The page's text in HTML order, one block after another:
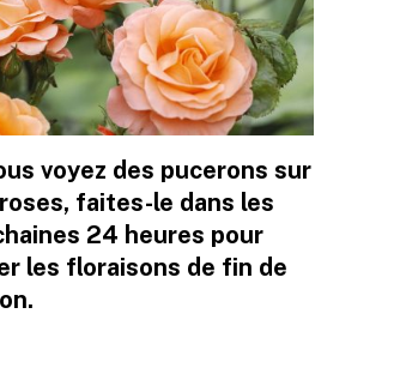
voyez des pucerons sur
faites-le dans les
24 heures pour
les floraisons de fin de